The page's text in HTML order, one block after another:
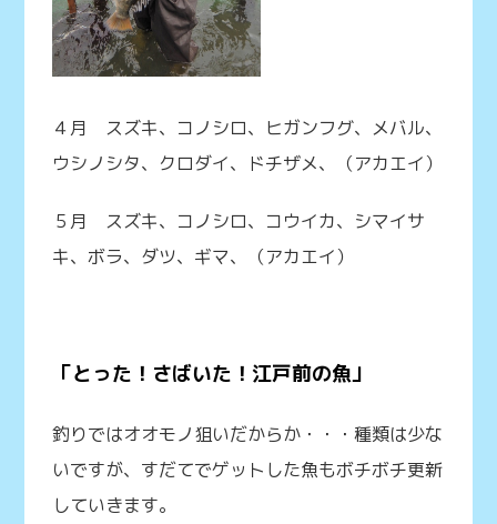
４月 スズキ、コノシロ、ヒガンフグ、メバル、
ウシノシタ、クロダイ、ドチザメ、（アカエイ）
５月 スズキ、コノシロ、コウイカ、シマイサ
キ、ボラ、ダツ、ギマ、（アカエイ）
「とった！さばいた！江戸前の魚」
釣りではオオモノ狙いだからか・・・種類は少な
いですが、すだてでゲットした魚もボチボチ更新
していきます。